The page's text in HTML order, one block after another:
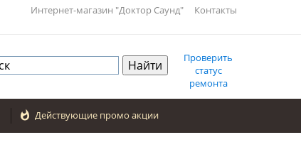
Интернет-магазин "Доктор Саунд" Контакты
Проверить
статус
ремонта
 Действующие промо акции